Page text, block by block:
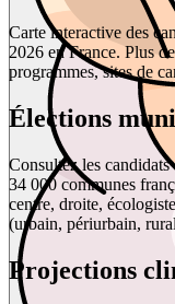
Carte interactive des
2026 en France. Plus
programmes, sites de
Élections
Consultez les
34 000 communes
centre, droite,
(urbain, périurbain,
Projections